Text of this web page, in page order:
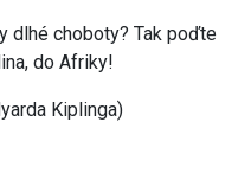
dlhé choboty? Tak poďte
do Afriky!
Kiplinga)